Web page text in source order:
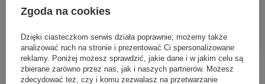
Inni klienci sprawdzali również
Zgoda na cookies
Dzięki ciasteczkom serwis działa poprawnie; możemy także
analizować ruch na stronie i prezentować Ci spersonalizowane
reklamy. Poniżej możesz sprawdzić, jakie dane i w jakim celu są
zbierane zarówno przez nas, jak i naszych partnerów. Możesz
zdecydować też, czy i komu zezwalasz na przetwarzanie